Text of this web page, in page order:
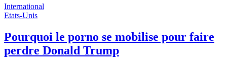
International
Etats-Unis
Pourquoi le porno se mobilise pour faire
perdre Donald Trump